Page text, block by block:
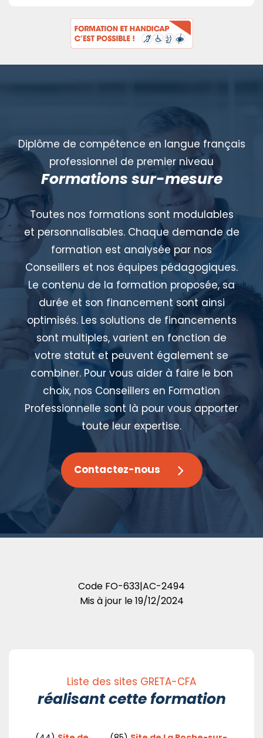
Diplôme de compétence en langue français
professionnel de premier niveau
Formations sur-mesure
Toutes nos formations sont modulables
et personnalisables. Chaque demande de
formation est analysée par nos
Conseillers et nos équipes pédagogiques.
Le contenu de la formation proposée, sa
durée et son financement sont ainsi
optimisés. Les solutions de financements
sont multiples, varient en fonction de
votre statut et peuvent également se
combiner. Pour vous aider à faire le bon
choix, nos Conseillers en Formation
Professionnelle sont là pour vous apporter
toute leur expertise.
Contactez-nous
Code FO-633|AC-2494
Mis à jour le19/12/2024
Liste des sites GRETA-CFA
réalisant cette formation